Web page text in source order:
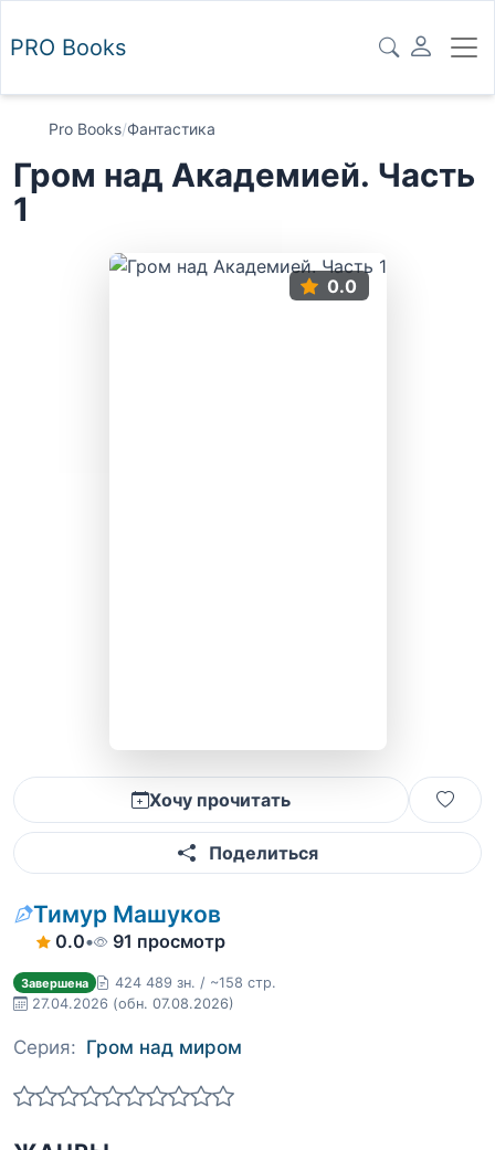
PRO Books
Pro Books/Фантастика
Гром над Академией. Часть
1
0.0
Хочу прочитать
Поделиться
Тимур Машуков
0.0• 91 просмотр
Завершена
424 489 зн. / ~158 стр.
27.04.2026 (обн. 07.08.2026)
Серия: Гром над миром